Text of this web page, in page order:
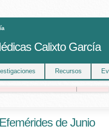
Calixto García
Recursos
Efemérides de Junio